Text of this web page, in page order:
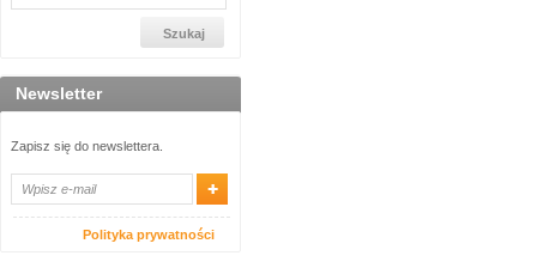
Newsletter
Zapisz się do newslettera.
Polityka prywatności